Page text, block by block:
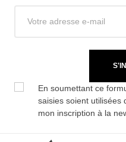
En soumettant ce
saisies soient utilisées
mon inscription à la